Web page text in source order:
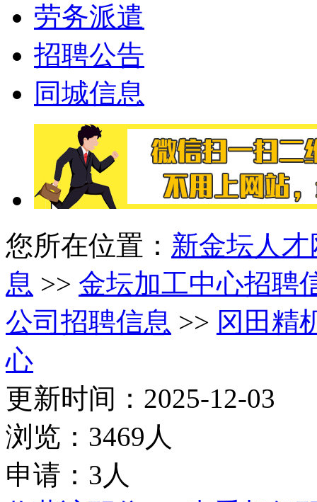
劳务派遣
招聘公告
同城信息
您所在位置： 新金坛人才
息 >> 金坛加工中心招聘
公司招聘信息 >> 冈田精
心
更新时间：2025-12-03
浏览：3469人
申请：3人